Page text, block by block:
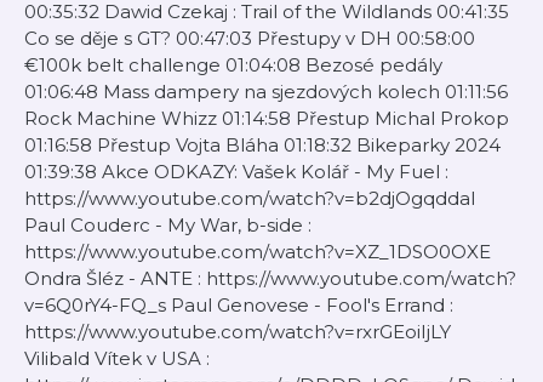
00:35:32 Dawid Czekaj : Trail of the Wildlands 00:41:35
Co se děje s GT? 00:47:03 Přestupy v DH 00:58:00
€100k belt challenge 01:04:08 Bezosé pedály
01:06:48 Mass dampery na sjezdových kolech 01:11:56
Rock Machine Whizz 01:14:58 Přestup Michal Prokop
01:16:58 Přestup Vojta Bláha 01:18:32 Bikeparky 2024
01:39:38 Akce ODKAZY: Vašek Kolář - My Fuel :
https://www.youtube.com/watch?v=b2djOgqddaI
Paul Couderc - My War, b-side :
https://www.youtube.com/watch?v=XZ_1DSO0OXE
Ondra Šléz - ANTE : https://www.youtube.com/watch?
v=6Q0rY4-FQ_s Paul Genovese - Fool's Errand :
https://www.youtube.com/watch?v=rxrGEoiIjLY
Vilibald Vítek v USA :